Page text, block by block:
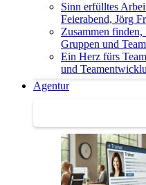
Sinn erfülltes
Feierabend, Jörg
Zusammen
Gruppen und
Ein Herz fürs
und
Agentur